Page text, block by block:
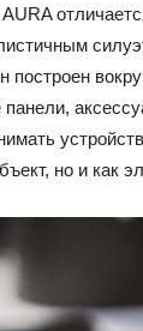
построен
но и как